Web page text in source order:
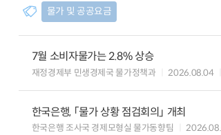
물가 및 공공요금
7월 소비자물가는 2.8% 상승
재정경제부 민생경제국 물가정책과 2026.08.04
한국은행, 「물가 상황 점검회의」 개최
한국은행 조사국 경제모형실 물가동향팀